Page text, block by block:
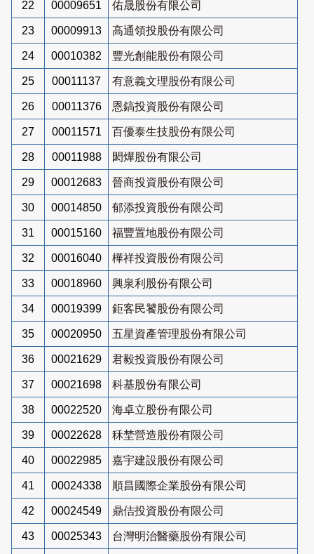
22 00009651 佑晟股份有限公司
23 00009913 高通領投股份有限公司
24 00010382 豐光創能股份有限公司
25 00011137 有意義文理股份有限公司
26 00011376 恩鎬投資股份有限公司
27 00011571 百優泰生技股份有限公司
28 00011988 閎燁股份有限公司
29 00012683 晉商投資股份有限公司
30 00014850 郁添投資股份有限公司
31 00015160 福豐置地股份有限公司
32 00016040 樺祥投資股份有限公司
33 00018960 興泉利股份有限公司
34 00019399 鉅客民饕股份有限公司
35 00020950 五星資產管理股份有限公司
36 00021629 君毅投資股份有限公司
37 00021698 科基股份有限公司
38 00022520 海卓立股份有限公司
39 00022628 秝埜營造股份有限公司
40 00022985 嘉宇建設股份有限公司
41 00024338 順昌國際企業股份有限公司
42 00024549 鼎佶投資股份有限公司
43 00025343 台灣明治醫藥股份有限公司